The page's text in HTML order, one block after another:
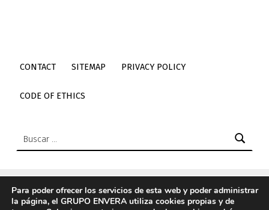
CONTACT SITEMAP PRIVACY POLICY
CODE OF ETHICS
© 2026Envera |UsingIcelander WordPresstheme.|Back
Para poder ofrecer los servicios de esta web y poder administrar
la página, el GRUPO ENVERA utiliza cookies propias y de